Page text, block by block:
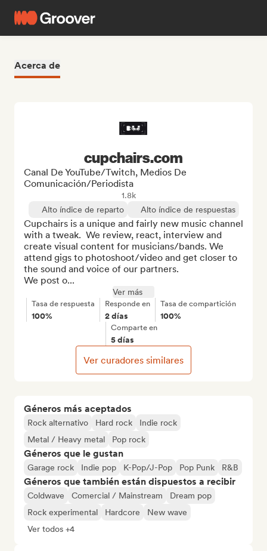
Acerca de
Géneros más aceptados
Rock alternativo Hard rock
Indie rock
Metal / Heavy metal
Pop rock
Géneros que le gustan
Garage rock Indie pop K-Pop/J-Pop Pop Punk R&B
Géneros que también están dispuestos a recibir
Coldwave Comercial / Mainstream
Dream pop
Rock experimental
Hardcore
New wave
Ver todos +4
cupchairs.com
Canal De YouTube/Twitch, Medios De
Comunicación/Periodista
1.8k
Alto índice de reparto
Alto índice de respuestas
Cupchairs is a unique and fairly new music channel
with a tweak.  We review, react, interview and
create visual content for musicians/bands. We
attend gigs to photoshoot/video and get closer to
the sound and voice of our partners.
We post o...
Ver más
Tasa de respuesta
100%
Responde en
2 días
Tasa de compartición
100%
Comparte en
5 días
Ver curadores similares